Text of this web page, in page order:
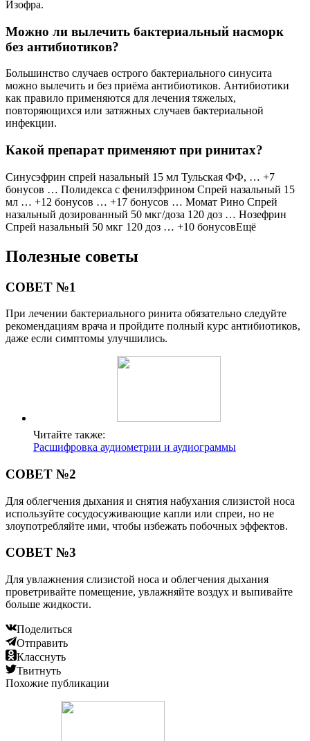
Изофра.
Можно ли вылечить бактериальный насморк
без антибиотиков?
Большинство случаев острого бактериального синусита
можно вылечить и без приёма антибиотиков. Антибиотики
как правило применяются для лечения тяжелых,
повторяющихся или затяжных случаев бактериальной
инфекции.
Какой препарат применяют при ринитах?
Синусэфрин спрей назальный 15 мл Тульская ФФ, … +7
бонусов … Полидекса с фенилэфрином Спрей назальный 15
мл … +12 бонусов … +17 бонусов … Момат Рино Спрей
назальный дозированный 50 мкг/доза 120 доз … Нозефрин
Спрей назальный 50 мкг 120 доз … +10 бонусовЕщё
Полезные советы
СОВЕТ №1
При лечении бактериального ринита обязательно следуйте
рекомендациям врача и пройдите полный курс антибиотиков,
даже если симптомы улучшились.
Читайте также:
Расшифровка аудиометрии и аудиограммы
СОВЕТ №2
Для облегчения дыхания и снятия набухания слизистой носа
используйте сосудосуживающие капли или спреи, но не
злоупотребляйте ими, чтобы избежать побочных эффектов.
СОВЕТ №3
Для увлажнения слизистой носа и облегчения дыхания
проветривайте помещение, увлажняйте воздух и выпивайте
больше жидкости.
Поделиться
Отправить
Класснуть
Твитнуть
Похожие публикации